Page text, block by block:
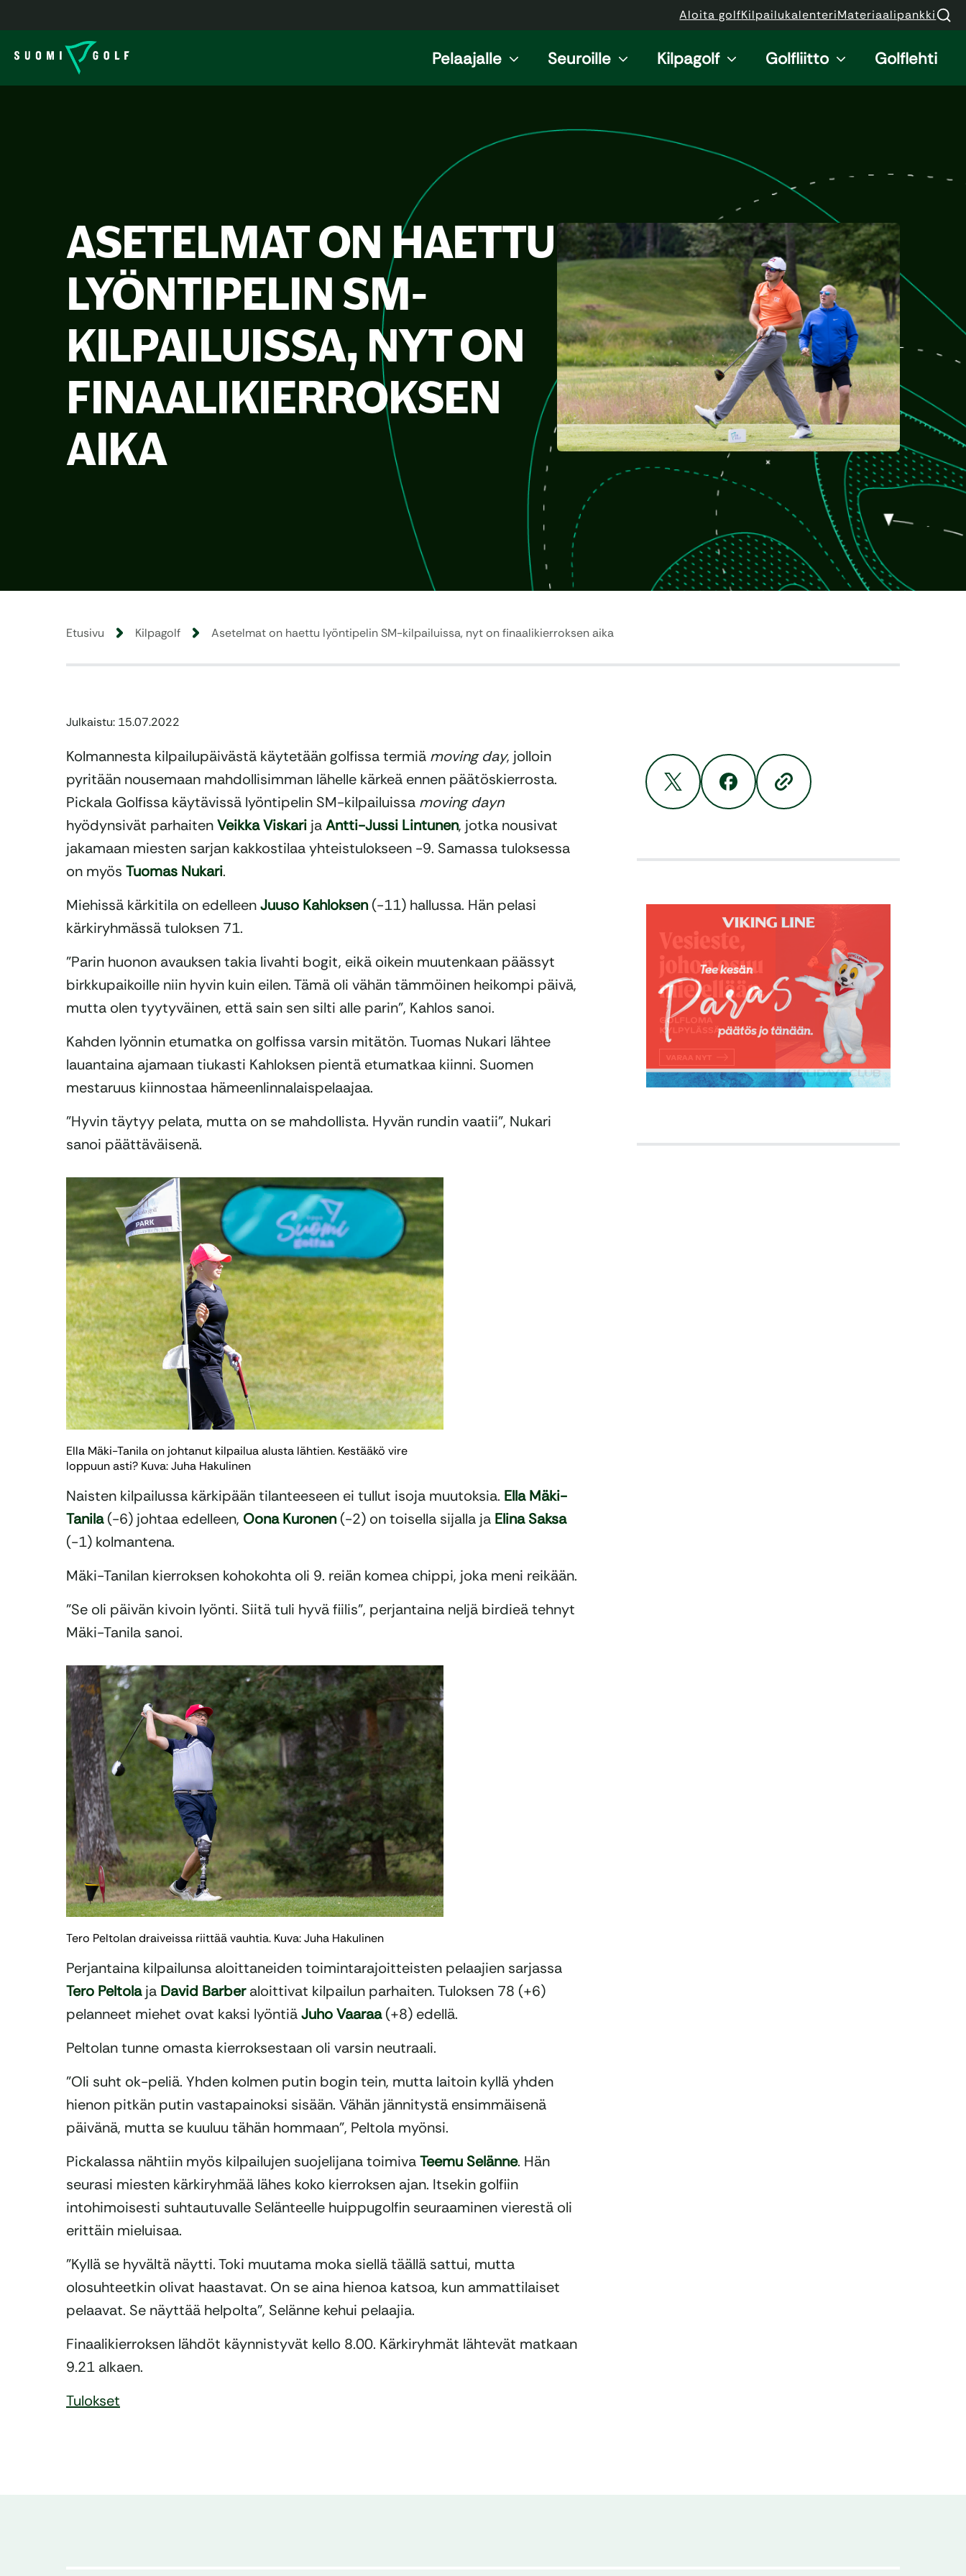
Aloita golfKilpailukalenteriMateriaalipankki
Pelaajalle Seuroille Kilpagolf Golfliitto Golflehti
ASETELMAT ON HAETTU
LYÖNTIPELIN SM-
KILPAILUISSA, NYT ON
FINAALIKIERROKSEN
AIKA
Etusivu Kilpagolf Asetelmat on haettu lyöntipelin SM-kilpailuissa, nyt on finaalikierroksen aika
Julkaistu: 15.07.2022
Kolmannesta kilpailupäivästä käytetään golfissa termiä moving day, jolloin
pyritään nousemaan mahdollisimman lähelle kärkeä ennen päätöskierrosta.
Pickala Golfissa käytävissä lyöntipelin SM-kilpailuissa moving dayn
hyödynsivät parhaitenVeikka Viskari jaAntti-Jussi Lintunen, jotka nousivat
jakamaan miesten sarjan kakkostilaa yhteistulokseen -9. Samassa tuloksessa
on myös Tuomas Nukari.
Miehissä kärkitila on edelleenJuuso Kahloksen(-11) hallussa. Hän pelasi
kärkiryhmässä tuloksen 71.
”Parin huonon avauksen takia livahti bogit, eikä oikein muutenkaan päässyt
birkkupaikoille niin hyvin kuin eilen. Tämä oli vähän tämmöinen heikompi päivä,
mutta olen tyytyväinen, että sain sen silti alle parin”, Kahlos sanoi.
Kahden lyönnin etumatka on golfissa varsin mitätön. Tuomas Nukari lähtee
lauantaina ajamaan tiukasti Kahloksen pientä etumatkaa kiinni. Suomen
mestaruus kiinnostaa hämeenlinnalaispelaajaa.
”Hyvin täytyy pelata, mutta on se mahdollista. Hyvän rundin vaatii”, Nukari
sanoi päättäväisenä.
Ella Mäki-Tanila on johtanut kilpailua alusta lähtien. Kestääkö vire
loppuun asti? Kuva: Juha Hakulinen
Naisten kilpailussa kärkipään tilanteeseen ei tullut isoja muutoksia. Ella Mäki-
Tanila(-6) johtaa edelleen, Oona Kuronen(-2) on toisella sijalla ja Elina Saksa
(-1) kolmantena.
Mäki-Tanilan kierroksen kohokohta oli 9. reiän komea chippi, joka meni reikään.
”Se oli päivän kivoin lyönti. Siitä tuli hyvä fiilis”, perjantaina neljä birdieä tehnyt
Mäki-Tanila sanoi.
Tero Peltolan draiveissa riittää vauhtia. Kuva: Juha Hakulinen
Perjantaina kilpailunsa aloittaneiden toimintarajoitteisten pelaajien sarjassa
Tero Peltolaja David Barberaloittivat kilpailun parhaiten. Tuloksen 78 (+6)
pelanneet miehet ovat kaksi lyöntiäJuho Vaaraa(+8) edellä.
Peltolan tunne omasta kierroksestaan oli varsin neutraali.
”Oli suht ok-peliä. Yhden kolmen putin bogin tein, mutta laitoin kyllä yhden
hienon pitkän putin vastapainoksi sisään. Vähän jännitystä ensimmäisenä
päivänä, mutta se kuuluu tähän hommaan”, Peltola myönsi.
Pickalassa nähtiin myös kilpailujen suojelijana toimivaTeemu Selänne. Hän
seurasi miesten kärkiryhmää lähes koko kierroksen ajan. Itsekin golfiin
intohimoisesti suhtautuvalle Selänteelle huippugolfin seuraaminen vierestä oli
erittäin mieluisaa.
”Kyllä se hyvältä näytti. Toki muutama moka siellä täällä sattui, mutta
olosuhteetkin olivat haastavat. On se aina hienoa katsoa, kun ammattilaiset
pelaavat. Se näyttää helpolta”, Selänne kehui pelaajia.
Finaalikierroksen lähdöt käynnistyvät kello 8.00. Kärkiryhmät lähtevät matkaan
9.21 alkaen.
Tulokset